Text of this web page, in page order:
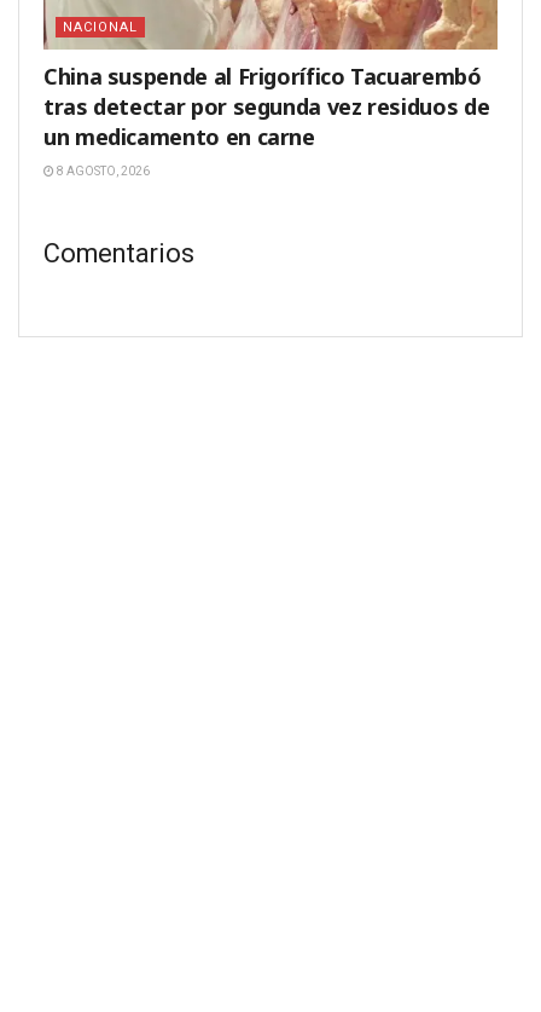
NACIONAL
China suspende al Frigorífico Tacuarembó
tras detectar por segunda vez residuos de
un medicamento en carne
8 AGOSTO, 2026
Comentarios